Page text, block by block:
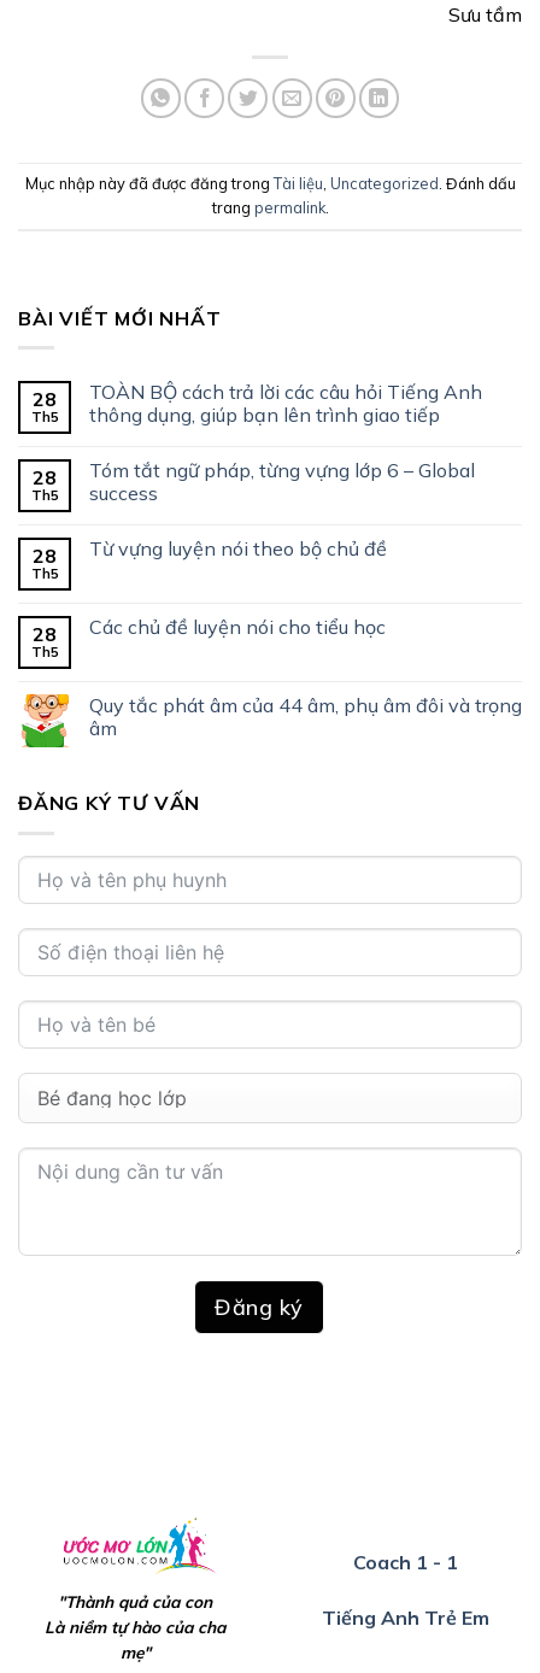
Sưu tầm
Mục nhập này đã được đăng trongTài liệu, Uncategorized. Đánh dấu
trang permalink.
BÀI VIẾT MỚI NHẤT
28
Th5
TOÀN BỘ cách trả lời các câu hỏi Tiếng Anh
thông dụng, giúp bạn lên trình giao tiếp
28
Th5
Tóm tắt ngữ pháp, từng vựng lớp 6 – Global
success
28
Th5
Từ vựng luyện nói theo bộ chủ đề
28
Th5
Các chủ đề luyện nói cho tiểu học
Quy tắc phát âm của 44 âm, phụ âm đôi và trọng
âm
ĐĂNG KÝ TƯ VẤN
Đăng ký
"Thành quả của con
Là niềm tự hào của cha
mẹ"
Coach 1 - 1
Tiếng Anh Trẻ Em